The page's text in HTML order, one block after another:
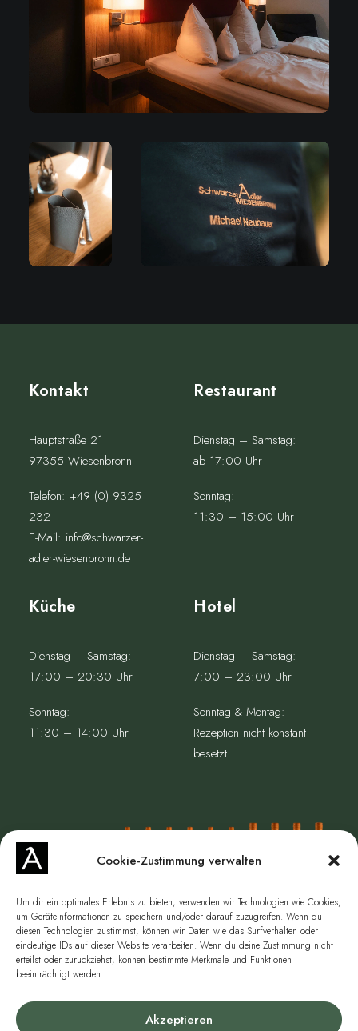
Cookie-Zustimmung verwalten
Um dir ein optimales Erlebnis zu bieten, verwenden wir Technologien wie Cookies,
um Geräteinformationen zu speichern und/oder darauf zuzugreifen. Wenn du
diesen Technologien zustimmst, können wir Daten wie das Surfverhalten oder
eindeutige IDs auf dieser Website verarbeiten. Wenn du deine Zustimmung nicht
erteilst oder zurückziehst, können bestimmte Merkmale und Funktionen
beeinträchtigt werden.
Akzeptieren
Kontakt
Hauptstraße 21
97355 Wiesenbronn
Telefon: +49 (0) 9325
232
E-Mail: info@schwarzer-
adler-wiesenbronn.de
Restaurant
Dienstag – Samstag:
ab 17:00 Uhr
Sonntag:
11:30 – 15:00 Uhr
Küche
Dienstag – Samstag:
17:00 – 20:30 Uhr
Sonntag:
11:30 – 14:00 Uhr
Hotel
Dienstag – Samstag:
7:00 – 23:00 Uhr
Sonntag & Montag:
Rezeption nicht konstant
besetzt
JETZT WEIN ONLINE SHOPPEN